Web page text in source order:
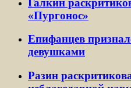
«Пургонос»
Епифанцев
девушками
Разин